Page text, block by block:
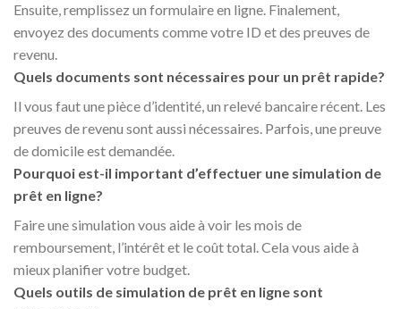
Ensuite, remplissez un formulaire en ligne. Finalement,
envoyez des documents comme votre ID et des preuves de
revenu.
Quels documents sont nécessaires pour un prêt rapide?
Il vous faut une pièce d’identité, un relevé bancaire récent. Les
preuves de revenu sont aussi nécessaires. Parfois, une preuve
de domicile est demandée.
Pourquoi est-il important d’effectuer une simulation de
prêt en ligne?
Faire une simulation vous aide à voir les mois de
remboursement, l’intérêt et le coût total. Cela vous aide à
mieux planifier votre budget.
Quels outils de simulation de prêt en ligne sont